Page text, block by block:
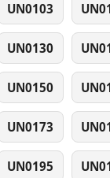
UN0103
UN0130
UN0150
UN0173
UN0195